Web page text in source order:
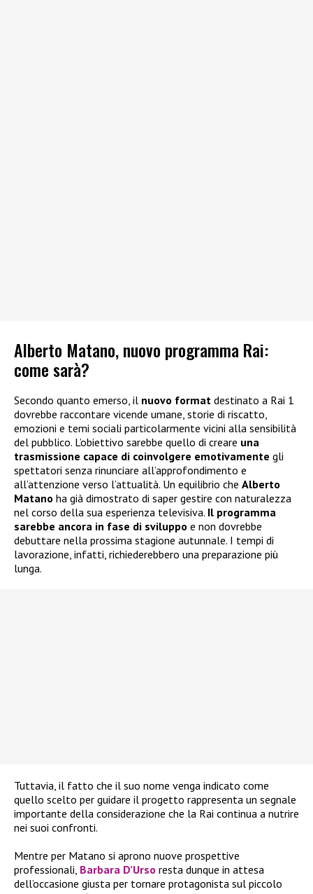
Alberto Matano, nuovo programma Rai:
come sarà?
Secondo quanto emerso, il nuovo format destinato a Rai 1
dovrebbe raccontare vicende umane, storie di riscatto,
emozioni e temi sociali particolarmente vicini alla sensibilità
del pubblico. L’obiettivo sarebbe quello di creare una
trasmissione capace di coinvolgere emotivamente gli
spettatori senza rinunciare all’approfondimento e
all’attenzione verso l’attualità. Un equilibrio che Alberto
Matano ha già dimostrato di saper gestire con naturalezza
nel corso della sua esperienza televisiva. Il programma
sarebbe ancora in fase di sviluppo e non dovrebbe
debuttare nella prossima stagione autunnale. I tempi di
lavorazione, infatti, richiederebbero una preparazione più
lunga.
Tuttavia, il fatto che il suo nome venga indicato come
quello scelto per guidare il progetto rappresenta un segnale
importante della considerazione che la Rai continua a nutrire
nei suoi confronti.
Mentre per Matano si aprono nuove prospettive
professionali, Barbara D’Urso resta dunque in attesa
dell’occasione giusta per tornare protagonista sul piccolo